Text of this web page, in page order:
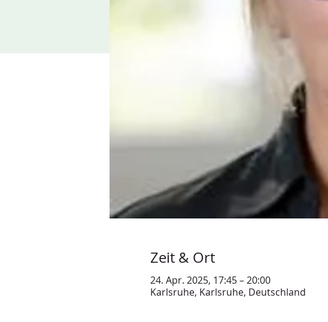
Zeit & Ort
24. Apr. 2025, 17:45 – 20:00
Karlsruhe, Karlsruhe, Deutschland